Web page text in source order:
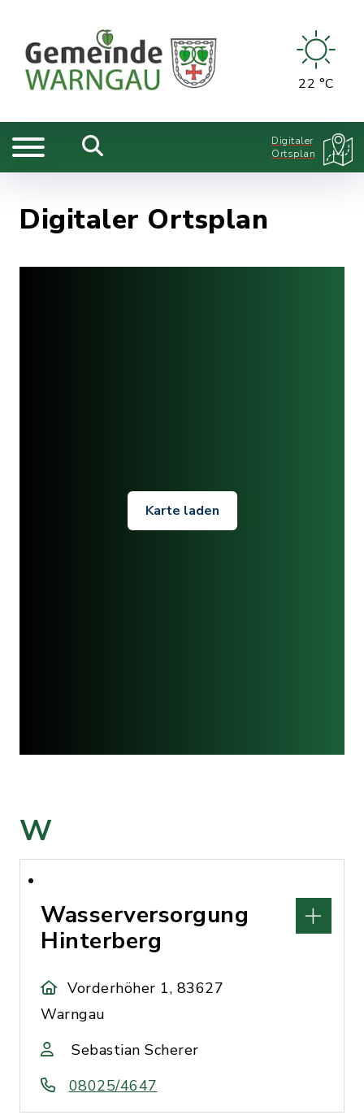
22 °C
Digitaler
Ortsplan
Digitaler Ortsplan
Karte laden
W
Wasserversorgung
Hinterberg
Vorderhöher 1, 83627
Warngau
Sebastian Scherer
08025/4647